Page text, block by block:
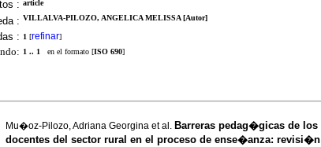
: article
: VILLALVA-PILOZO, ANGELICA MELISSA [Autor]
: 1 [refinar]
1 .. 1 en el formato [ISO 690]
Mu�oz-Pilozo, Adriana Georgina et al. Barreras pedag�gicas de los
docentes del sector rural en el proceso de ense�anza: revisi�n